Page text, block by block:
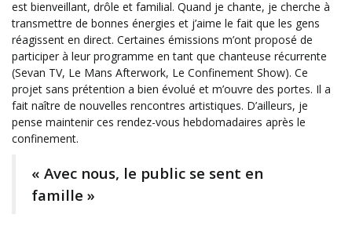
est bienveillant, drôle et familial. Quand je chante, je cherche à
transmettre de bonnes énergies et j’aime le fait que les gens
réagissent en direct. Certaines émissions m’ont proposé de
participer à leur programme en tant que chanteuse récurrente
(Sevan TV, Le Mans Afterwork, Le Confinement Show). Ce
projet sans prétention a bien évolué et m’ouvre des portes. Il a
fait naître de nouvelles rencontres artistiques. D’ailleurs, je
pense maintenir ces rendez-vous hebdomadaires après le
confinement.
« Avec nous, le public se sent en
famille »